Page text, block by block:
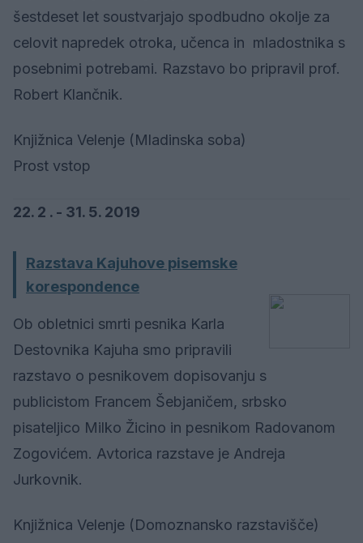
šestdeset let soustvarjajo spodbudno okolje za
celovit napredek otroka, učenca in mladostnika s
posebnimi potrebami. Razstavo bo pripravil prof.
Robert Klančnik.
Knjižnica Velenje (Mladinska soba)
Prost vstop
22. 2 . - 31. 5. 2019
Razstava Kajuhove pisemske
korespondence
Ob obletnici smrti pesnika Karla
Destovnika Kajuha smo pripravili
razstavo o pesnikovem dopisovanju s
publicistom Francem Šebjaničem, srbsko
pisateljico Milko Žicino in pesnikom Radovanom
Zogovićem. Avtorica razstave je Andreja
Jurkovnik.
Knjižnica Velenje (Domoznansko razstavišče)